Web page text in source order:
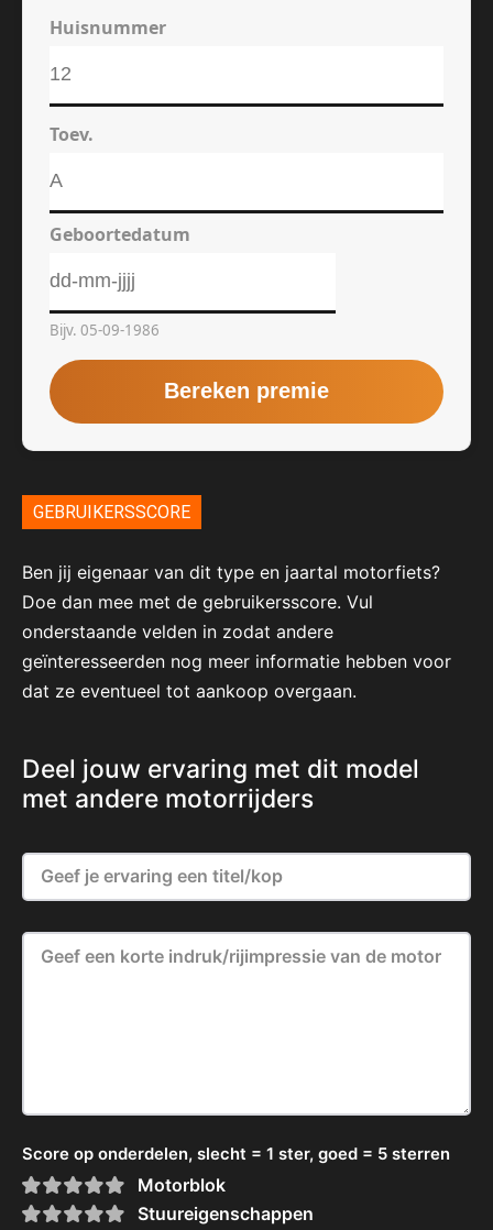
GEBRUIKERSSCORE
Ben jij eigenaar van dit type en jaartal motorfiets?
Doe dan mee met de gebruikersscore. Vul
onderstaande velden in zodat andere
geïnteresseerden nog meer informatie hebben voor
dat ze eventueel tot aankoop overgaan.
Deel jouw ervaring met dit model
met andere motorrijders
Score op onderdelen, slecht = 1 ster, goed = 5 sterren
Motorblok
Stuureigenschappen